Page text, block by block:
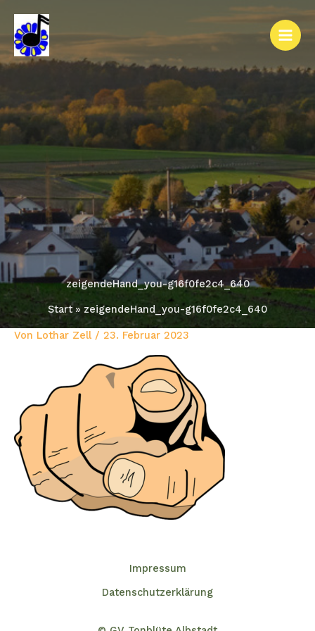
Inhalt
springen
zeigendeHand_you-g16f0fe2c4_640
Start
zeigendeHand_you-g16f0fe2c4_640
Von Lothar Zell / 23. Februar 2023
Impressum
Datenschutzerklärung